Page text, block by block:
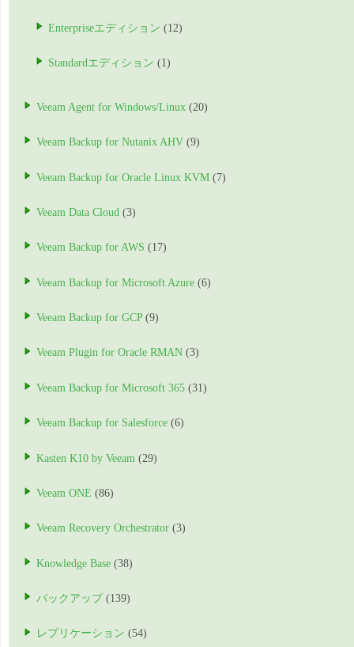
Enterpriseエディション (12)
Standardエディション (1)
Veeam Agent for Windows/Linux (20)
Veeam Backup for Nutanix AHV (9)
Veeam Backup for Oracle Linux KVM (7)
Veeam Data Cloud (3)
Veeam Backup for AWS (17)
Veeam Backup for Microsoft Azure (6)
Veeam Backup for GCP(9)
Veeam Plugin for Oracle RMAN (3)
Veeam Backup for Microsoft 365 (31)
Veeam Backup for Salesforce (6)
Kasten K10 by Veeam (29)
Veeam ONE (86)
Veeam Recovery Orchestrator (3)
Knowledge Base (38)
バックアップ (139)
レプリケーション (54)